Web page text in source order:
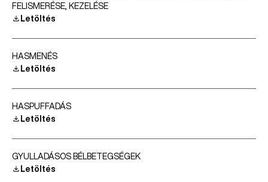
FELISMERÉSE, KEZELÉSE
Letöltés
HASMENÉS
Letöltés
HASPUFFADÁS
Letöltés
GYULLADÁSOS BÉLBETEGSÉGEK
Letöltés